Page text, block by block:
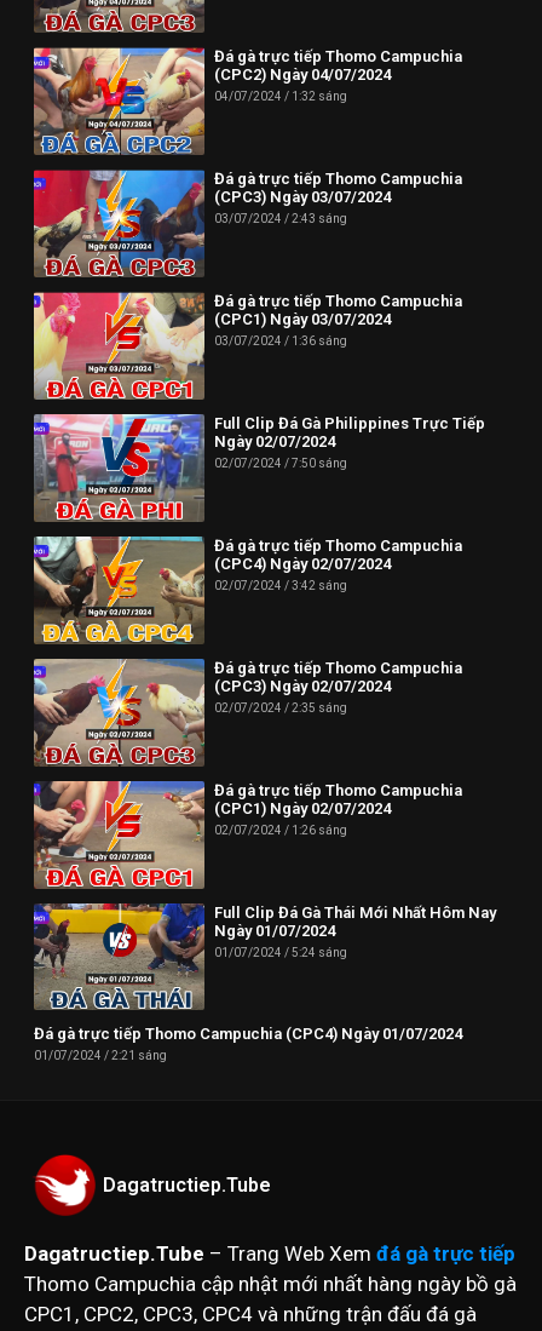
Đá gà trực tiếp Thomo Campuchia
(CPC2) Ngày 04/07/2024
04/07/2024 1:32 sáng
Đá gà trực tiếp Thomo Campuchia
(CPC3) Ngày 03/07/2024
03/07/2024 2:43 sáng
Đá gà trực tiếp Thomo Campuchia
(CPC1) Ngày 03/07/2024
03/07/2024 1:36 sáng
Full Clip Đá Gà Philippines Trực Tiếp
Ngày 02/07/2024
02/07/2024 7:50 sáng
Đá gà trực tiếp Thomo Campuchia
(CPC4) Ngày 02/07/2024
02/07/2024 3:42 sáng
Đá gà trực tiếp Thomo Campuchia
(CPC3) Ngày 02/07/2024
02/07/2024 2:35 sáng
Đá gà trực tiếp Thomo Campuchia
(CPC1) Ngày 02/07/2024
02/07/2024 1:26 sáng
Full Clip Đá Gà Thái Mới Nhất Hôm Nay
Ngày 01/07/2024
01/07/2024 5:24 sáng
Đá gà trực tiếp Thomo Campuchia (CPC4) Ngày 01/07/2024
01/07/2024 2:21 sáng
Dagatructiep.Tube
Dagatructiep.Tube – Trang Web Xem đá gà trực tiếp
Thomo Campuchia cập nhật mới nhất hàng ngày bồ gà
CPC1, CPC2, CPC3, CPC4 và những trận đấu đá gà